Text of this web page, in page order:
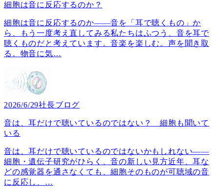
細胞は音に反応するのか？
細胞は音に反応するのか――音を「耳で聴くもの」か
ら、もう一度考え直してみる私たちはふつう、音を耳で
聴くものだと考えています。音楽を楽しむ。声を聞き取
る。物音に気…
2026/6/29社長ブログ
音は、耳だけで聴いているのではない？ 細胞も聞いて
いる
音は、耳だけで聴いているのではないかもしれない――
細胞・遺伝子研究がひらく、音の新しい見方近年、耳な
どの感覚器を通さなくても、細胞そのものが可聴域の音
に反応し、 …